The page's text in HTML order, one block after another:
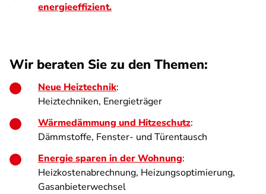
energieeffizient.
Wir beraten Sie zu den Themen:
Neue Heiztechnik:
Heiztechniken, Energieträger
Wärmedämmung und Hitzeschutz:
Dämmstoffe, Fenster- und Türentausch
Energie sparen in der Wohnung:
Heizkostenabrechnung, Heizungsoptimierung,
Gasanbieterwechsel